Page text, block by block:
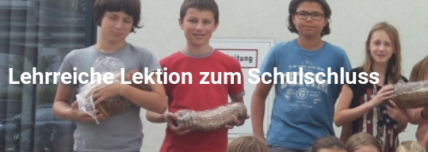
Lehrreiche Lektion zum Schulschluss